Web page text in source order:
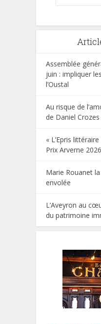
Assemblée
juin : impliquer
l’Oustal
Au risque de
de Daniel Crozes
« L’Epris
Prix Arverne 2026
Marie Rouanet
envolée
L’Aveyron au
du patrimoine